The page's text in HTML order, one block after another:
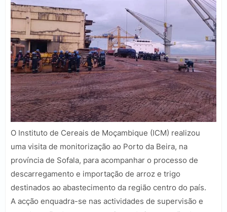
O Instituto de Cereais de Moçambique (ICM) realizou
uma visita de monitorização ao Porto da Beira, na
província de Sofala, para acompanhar o processo de
descarregamento e importação de arroz e trigo
destinados ao abastecimento da região centro do país.
A acção enquadra-se nas actividades de supervisão e